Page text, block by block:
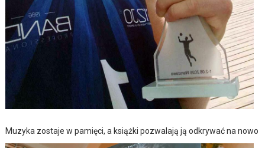
Muzyka zostaje w pamięci, a książki pozwalają ją odkrywać na nowo